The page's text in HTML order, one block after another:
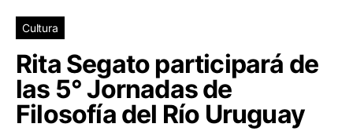
Cultura
Rita Segato participará de
las 5° Jornadas de
Filosofía del Río Uruguay